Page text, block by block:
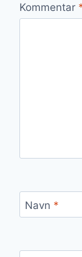
Kommentar
Navn *